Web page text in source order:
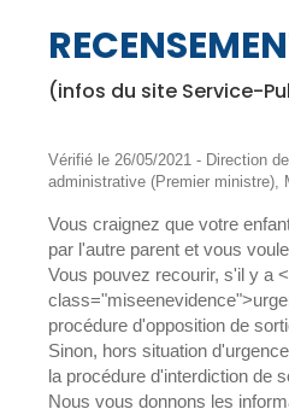
(infos du site Service-
Vérifié le 26/05/2021 - Direction
administrative (Premier ministre),
Vous craignez que votre
par l'autre parent et vous
Vous pouvez recourir, s'il y a
procédure d'opposition de
Sinon, hors situation
la procédure d'interdiction de
Nous vous donnons les